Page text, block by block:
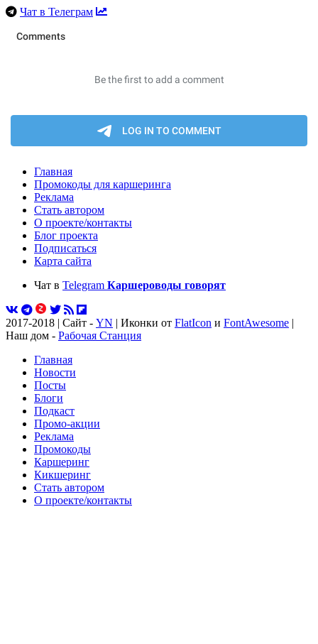
Чат в Телеграм
Главная
Промокоды для каршеринга
Реклама
Стать автором
О проекте/контакты
Блог проекта
Подписаться
Карта сайта
Чат в Telegram Каршероводы говорят
2017-2018 | Сайт - YN | Иконки от FlatIcon и FontAwesome |
Наш дом - Рабочая Станция
Главная
Новости
Посты
Блоги
Подкаст
Промо-акции
Реклама
Промокоды
Каршеринг
Кикшеринг
Стать автором
О проекте/контакты